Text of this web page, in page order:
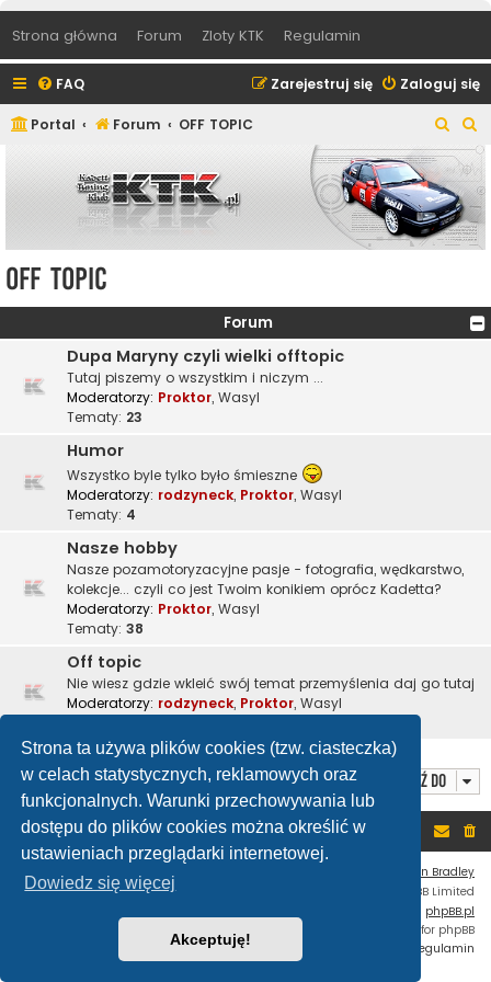
Strona ta używa plików cookies (tzw. ciasteczka)
w celach statystycznych, reklamowych oraz
funkcjonalnych. Warunki przechowywania lub
dostępu do plików cookies można określić w
ustawieniach przeglądarki internetowej.
Dowiedz się więcej
Akceptuję!
Strona główna Forum Zloty KTK Regulamin
FAQ Zaloguj się
Zarejestruj się
Portal Forum OFF TOPIC
z
u
k
z
u
k
a
OFF TOPIC
Forum
Dupa Maryny czyli wielki offtopic
Tutaj piszemy o wszystkim i niczym ...
Moderatorzy: Proktor, Wasyl
Tematy: 23
Humor
Wszystko byle tylko było śmieszne
Moderatorzy: rodzyneck, Proktor, Wasyl
Tematy: 4
Nasze hobby
Nasze pozamotoryzacyjne pasje - fotografia, wędkarstwo,
kolekcje... czyli co jest Twoim konikiem oprócz Kadetta?
Moderatorzy: Proktor, Wasyl
Tematy: 38
Off topic
Nie wiesz gdzie wkleić swój temat przemyślenia daj go tutaj
Moderatorzy: rodzyneck, Proktor, Wasyl
Przejdź do
Portal Forum
Ian Bradley
Technologię dostarcza
® Forum Software © phpBB Limited
phpBB.pl
extension for phpBB
Zasady ochrony danych osobowych
Regulamin